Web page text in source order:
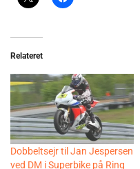
Relateret
Dobbeltsejr til Jan Jespersen
ved DM i Superbike på Ring